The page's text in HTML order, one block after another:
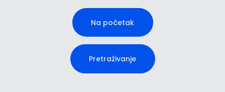
Na početak
Pretraživanje